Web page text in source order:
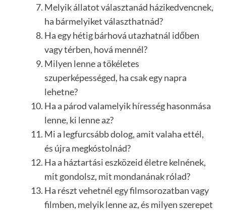
Melyik állatot választanád házikedvencnek,
ha bármelyiket választhatnád?
Ha egy hétig bárhová utazhatnál időben
vagy térben, hová mennél?
Milyen lenne a tökéletes
szuperképességed, ha csak egy napra
lehetne?
Ha a párod valamelyik híresség hasonmása
lenne, ki lenne az?
Mi a legfurcsább dolog, amit valaha ettél,
és újra megkóstolnád?
Ha a háztartási eszközeid életre kelnének,
mit gondolsz, mit mondanának rólad?
Ha részt vehetnél egy filmsorozatban vagy
filmben, melyik lenne az, és milyen szerepet